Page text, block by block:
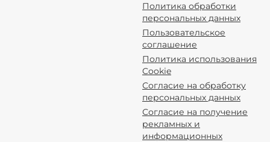
Политика обработки
персональных данных
Пользовательское
соглашение
Политика использования
Cookie
Согласие на обработку
персональных данных
Согласие на получение
рекламных и
информационных